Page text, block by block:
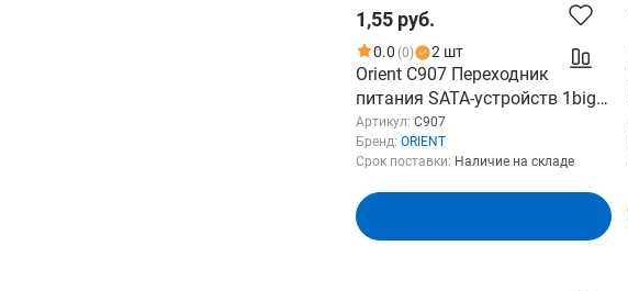
1,55 руб.
0.0 (0) 2 шт
Orient C907 Переходник
питания SATA-устройств 1big -
1SATA 0.14-0.16м
Артикул: C907
Бренд: ORIENT
Срок поставки: Наличие на складе